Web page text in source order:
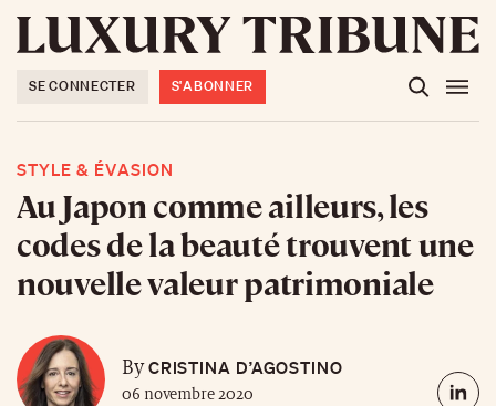
SE CONNECTER S'ABONNER
STYLE & ÉVASION
Au Japon comme ailleurs, les
codes de la beauté trouvent une
nouvelle valeur patrimoniale
ByCRISTINA D’AGOSTINO
06 novembre 2020